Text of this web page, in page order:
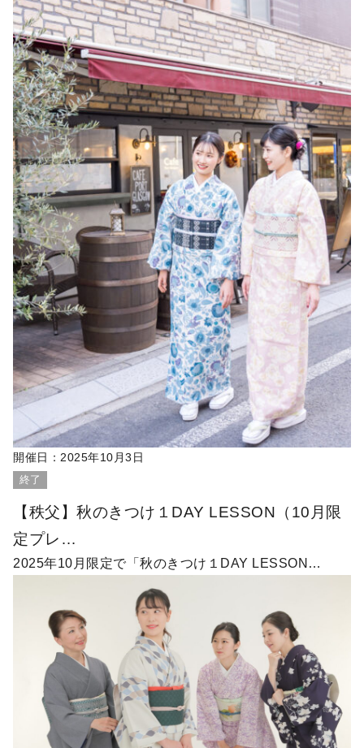
開催日： 2025年10月3日
終了
【秩父】秋のきつけ１DAY LESSON（10月限
定プレ…
2025年10月限定で「秋のきつけ１DAY LESSON…